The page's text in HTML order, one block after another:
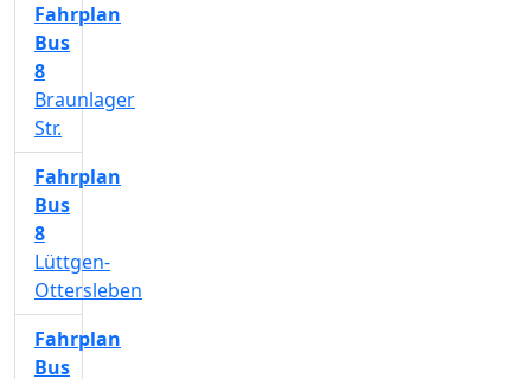
Fahrplan
Bus
8
Braunlager
Str.
Fahrplan
Bus
8
Lüttgen-
Ottersleben
Fahrplan
Bus